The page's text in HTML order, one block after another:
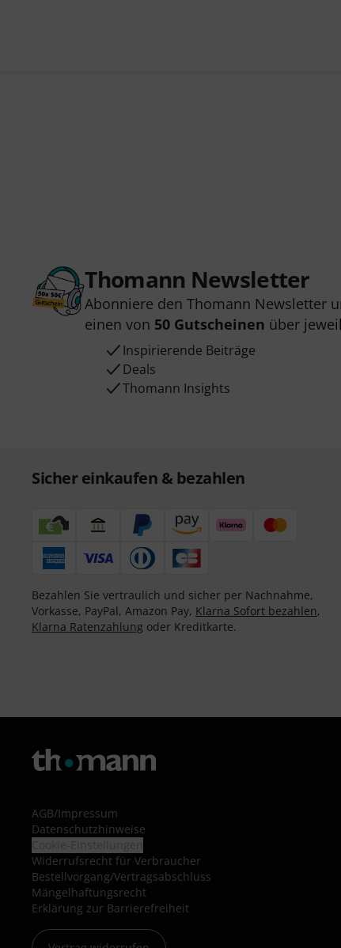
Thomann Newsletter
Abonniere den Thomann Newsletter
einen von 50 Gutscheinen über
Inspirierende Beiträge
Deals
Thomann Insights
Sicher einkaufen & bezahlen
Bezahlen Sie vertraulich und sicher per Nachnahme,
Vorkasse, PayPal, Amazon Pay, Klarna Sofort bezahlen,
Klarna Ratenzahlung oder Kreditkarte.
AGB/Impressum
Datenschutzhinweise
Widerrufsrecht für Verbraucher
Bestellvorgang/Vertragsabschluss
Mängelhaftungsrecht
Erklärung zur Barrierefreiheit